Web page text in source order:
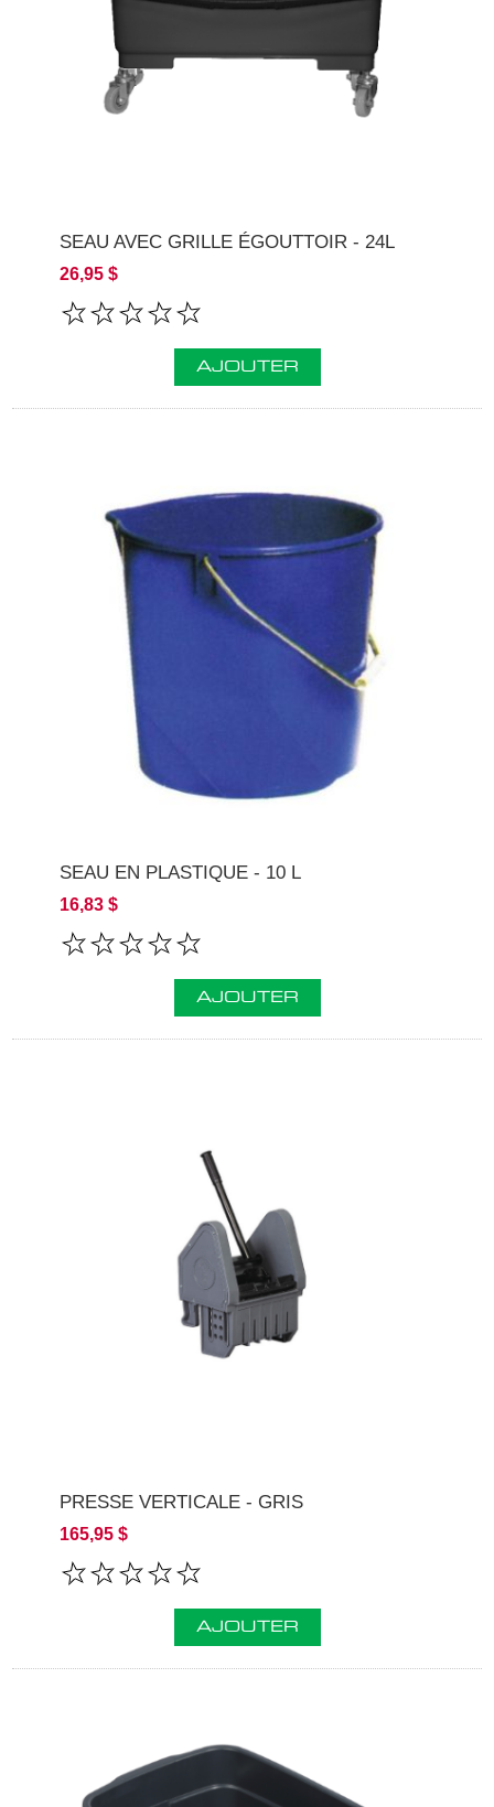
SEAU AVEC GRILLE ÉGOUTTOIR - 24L
26,95 $
AJOUTER
SEAU EN PLASTIQUE - 10 L
16,83 $
AJOUTER
PRESSE VERTICALE - GRIS
165,95 $
AJOUTER